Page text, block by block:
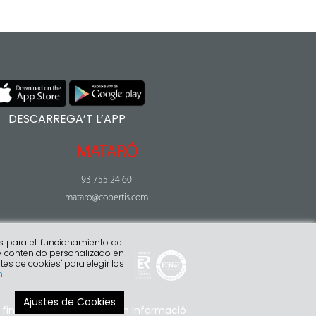
DESCARREGA’T L’APP
MATARÓ
93 755 24 60
mataro@cobertis.com
Sistema Intern Informació
para el funcionamiento del
personalizado en
de cookies" para elegir los
Ajustes de Cookies